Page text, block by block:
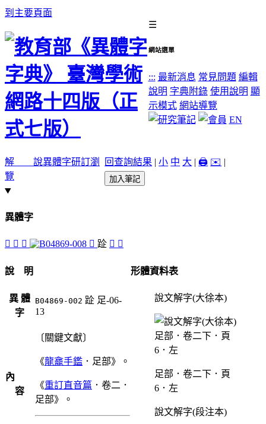
到主要頁面
☰
網站選單
::: 最新消息 常見問題 編輯
說明 字典附錄 使用說明 顯
示模式 網站導覽
EN
解 說異體字研訂瀏
覽
回查詢結果 |小 中 大 |🖨️ ✉️ |
加入筆記
異體字
𠈮 𧿍 󸱜 󸱛 𨀣 𩨝 󸱚
說 明
異 體
字
B04869-002 𨀣 足-06-
13
內
容
〔關鍵文獻〕
《龍龕手鑑 ．足部》。
《重訂直音篇 ．卷二．
足部》。
形體資料表
說文解字(大徐本)
足部．卷二下．頁
6．左
說文解字(段注本)